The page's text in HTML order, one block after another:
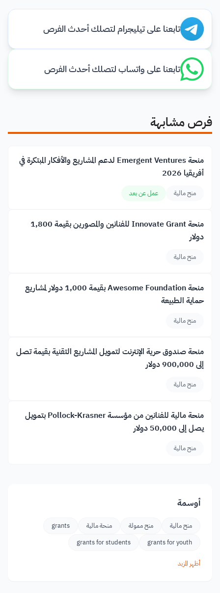
تابعنا على تيليجرام لتصلك أحدث الفرص
تابعنا على واتساب لتصلك أحدث الفرص
فرص مشابهة
منحة Emergent Ventures لدعم المشاريع والأفكار المبتكرة في
أفريقيا 2026
منح مالية عمل عن بعد
منحة Innovate Grant للفنانين والمصورين بقيمة 1,800
دولار
منح مالية
منحة Awesome Foundation بقيمة 1,000 دولار لمشاريع
حماية الطبيعة
منح مالية
منحة صندوق حرية الإنترنت لتمويل المشاريع التقنية بقيمة تصل
إلى 900,000 دولار
منح مالية
منحة مالية للفنانين من مؤسسة Pollock-Krasner بتمويل
يصل إلى 50,000 دولار
منح مالية
أوسمة
منح مالية منح ممولة منحة مالية
grants
grants for youth
grants for students
أظهر المزيد